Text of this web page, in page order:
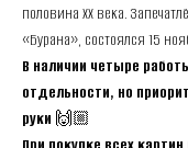
половина ХХ века.
«Бурана», состоялся 15
В наличии четыре
отдельности, но
руки 🙌🏼